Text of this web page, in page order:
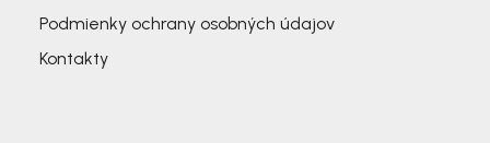
Podmienky ochrany osobných údajov
Kontakty